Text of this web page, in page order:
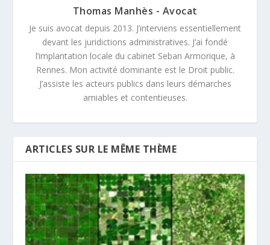
Thomas Manhès - Avocat
Je suis avocat depuis 2013. J’interviens essentiellement
devant les juridictions administratives. J’ai fondé
l’implantation locale du cabinet Seban Armorique, à
Rennes. Mon activité dominante est le Droit public.
J’assiste les acteurs publics dans leurs démarches
amiables et contentieuses.
ARTICLES SUR LE MÊME THÈME